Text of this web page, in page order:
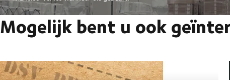
Mogelijk bent u ook